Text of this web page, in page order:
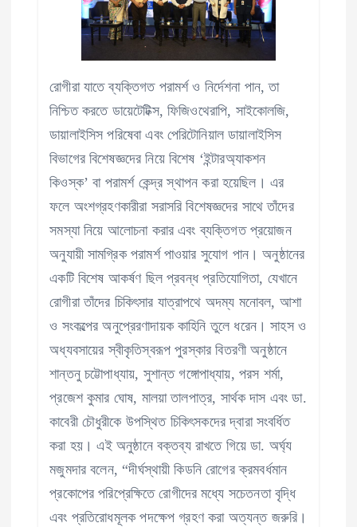
রোগীরা যাতে ব্যক্তিগত পরামর্শ ও নির্দেশনা পান, তা
নিশ্চিত করতে ডায়েটেটিক্স, ফিজিওথেরাপি, সাইকোলজি,
ডায়ালাইসিস পরিষেবা এবং পেরিটোনিয়াল ডায়ালাইসিস
বিভাগের বিশেষজ্ঞদের নিয়ে বিশেষ ‘ইন্টারঅ্যাকশন
কিওস্ক’ বা পরামর্শ কেন্দ্র স্থাপন করা হয়েছিল। এর
ফলে অংশগ্রহণকারীরা সরাসরি বিশেষজ্ঞদের সাথে তাঁদের
সমস্যা নিয়ে আলোচনা করার এবং ব্যক্তিগত প্রয়োজন
অনুযায়ী সামগ্রিক পরামর্শ পাওয়ার সুযোগ পান। অনুষ্ঠানের
একটি বিশেষ আকর্ষণ ছিল প্রবন্ধ প্রতিযোগিতা, যেখানে
রোগীরা তাঁদের চিকিৎসার যাত্রাপথে অদম্য মনোবল, আশা
ও সংকল্পের অনুপ্রেরণাদায়ক কাহিনি তুলে ধরেন। সাহস ও
অধ্যবসায়ের স্বীকৃতিস্বরূপ পুরস্কার বিতরণী অনুষ্ঠানে
শান্তনু চট্টোপাধ্যায়, সুশান্ত গঙ্গোপাধ্যায়, পরস শর্মা,
প্রজেশ কুমার ঘোষ, মালয়া তালপাত্র, সার্থক দাস এবং ডা.
কাবেরী চৌধুরীকে উপস্থিত চিকিৎসকদের দ্বারা সংবর্ধিত
করা হয়। এই অনুষ্ঠানে বক্তব্য রাখতে গিয়ে ডা. অর্ঘ্য
মজুমদার বলেন, “দীর্ঘস্থায়ী কিডনি রোগের ক্রমবর্ধমান
প্রকোপের পরিপ্রেক্ষিতে রোগীদের মধ্যে সচেতনতা বৃদ্ধি
এবং প্রতিরোধমূলক পদক্ষেপ গ্রহণ করা অত্যন্ত জরুরি।